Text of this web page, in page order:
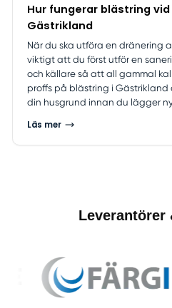
Hur fungerar blästring
Gästrikland
När du ska utföra en dränering
viktigt att du först utför en
och källare så att all gammal
proffs på blästring i Gästrikland
din husgrund innan du lägger
Läs mer
Leverantörer